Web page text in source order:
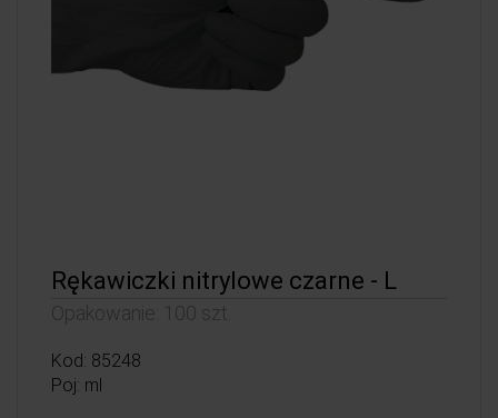
Rękawiczki nitrylowe czarne - L
Opakowanie: 100 szt.
Kod: 85248
Poj: ml